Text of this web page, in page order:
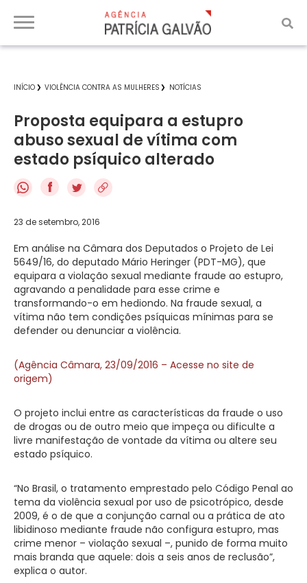
INÍCIO VIOLÊNCIA CONTRA AS MULHERES NOTÍCIAS
Proposta equipara a estupro
abuso sexual de vítima com
estado psíquico alterado
f
23 de setembro, 2016
Em análise na Câmara dos Deputados o Projeto de Lei
5649/16, do deputado Mário Heringer (PDT-MG), que
equipara a violação sexual mediante fraude ao estupro,
agravando a penalidade para esse crime e
transformando-o em hediondo. Na fraude sexual, a
vítima não tem condições psíquicas mínimas para se
defender ou denunciar a violência.
(Agência Câmara, 23/09/2016 – Acesse no site de
origem)
O projeto inclui entre as características da fraude o uso
de drogas ou de outro meio que impeça ou dificulte a
livre manifestação de vontade da vítima ou altere seu
estado psíquico.
“No Brasil, o tratamento emprestado pelo Código Penal ao
tema da violência sexual por uso de psicotrópico, desde
2009, é o de que a conjunção carnal ou a prática de ato
libidinoso mediante fraude não configura estupro, mas
crime menor – violação sexual –, punido de forma muito
mais branda que aquele: dois a seis anos de reclusão”,
explica o autor.